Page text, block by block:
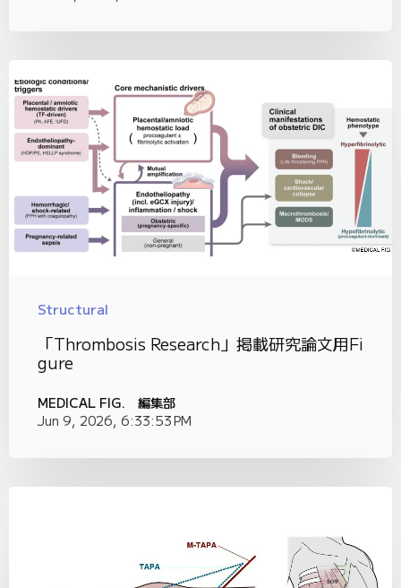
Structural
「Thrombosis Research」掲載研究論文用Fi
gure
MEDICAL FIG. 編集部
Jun 9, 2026, 6:33:53 PM